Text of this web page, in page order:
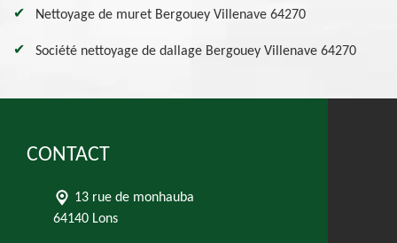
Nettoyage de muret Bergouey Villenave 64270
Société nettoyage de dallage Bergouey Villenave 64270
CONTACT
13 rue de monhauba
64140 Lons